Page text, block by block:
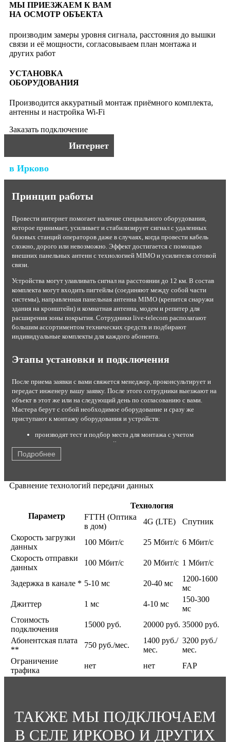
МЫ ПРИЕЗЖАЕМ К ВАМ
НА ОСМОТР ОБЪЕКТА
производим замеры уровня сигнала, расстояния до вышки
связи и её мощности, согласовываем план монтажа и
других работ
УСТАНОВКА
ОБОРУДОВАНИЯ
Производится аккуратный монтаж приёмного комплекта,
антенны и настройка Wi-Fi
Заказать подключение
Интернет
в Ирково
Принцип работы
Провести интернет помогает наличие специального оборудования,
которое принимает, усиливает и стабилизирует сигнал с удаленных
базовых станций операторов даже в случаях, когда провести кабель
сложно, дорого или невозможно. Эффект достигается с помощью
внешних панельных антенн с технологией MIMO и усилителя сотовой
связи.
Устройства могут улавливать сигнал на расстоянии до 12 км. В состав
комплекта могут входить пигтейлы (соединяют между собой части
системы), направленная панельная антенна MIMO (крепится снаружи
здания на кронштейн) и комнатная антенна, модем и репитер для
расширения зоны покрытия. Сотрудники live-telecom располагают
большим ассортиментом технических средств и подбирают
индивидуальные комплекты для каждого абонента.
Этапы установки и подключения
После приема заявки с вами свяжется менеджер, проконсультирует и
передаст инженеру вашу заявку. После этого сотрудники выезжают на
объект в этот же или на следующий день по согласованию с вами.
Мастера берут с собой необходимое оборудование и сразу же
приступают к монтажу оборудования и устройств:
производят тест и подбор места для монтажа с учетом
результатов теста и условий эксплуатации;
устанавливают комплект на стену или крышу;
настраивают максимальный прием сигнала от станции;
кодируют канал от постороннего вмешательства;
производят тестирование работы оборудования в
После этого быстрый интернет со стабильным соединением готов к
работе. Для абонентов с разными потребностями мы предлагаем
различные варианты тарифных планов с возможностью выбора
скорости на выгодных условиях. Вне зависимости от тарифа заказчики
получают надежное, стабильное соединение без ограничений по
трафику и могут выходить в интернет с любого домашнего
устройства: планшета, смартфона, ноутбука, стационарного
компьютера.
Возможна установка цифрового и спутникового телевидения с
большим количеством цифровых каналов, организация удаленного
круглосуточную поддержку абонентов и оперативно решает
информационные и технические проблемы.
Подробнее
Сравнение технологий передачи данных
Параметр
Технология
FTTH (Оптика
в дом)
4G (LTE)
Спутник
Скорость загрузки
данных
100 Мбит/c 25 Мбит/c 6 Мбит/c
Скорость отправки
данных
100 Мбит/c 20 Мбит/c 1 Мбит/c
Задержка в канале * 5-10 мс 20-40 мс
1200-1600
мс
Джиттер
1 мс 4-10 мс
150-300
мс
Стоимость
подключения
15000 руб. 20000 руб. 35000 руб.
Абонентская плата
**
750 руб./мес.
1400 руб./
мес.
3200 руб./
мес.
Ограничение
трафика
нет нет FAP
ТАКЖЕ МЫ ПОДКЛЮЧАЕМ
В СЕЛЕ ИРКОВО И ДРУГИХ